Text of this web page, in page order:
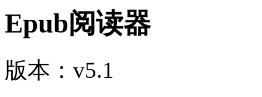
Epub阅读器
版本：v5.1